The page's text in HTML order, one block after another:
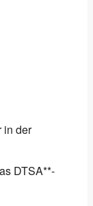
in der
DTSA**-